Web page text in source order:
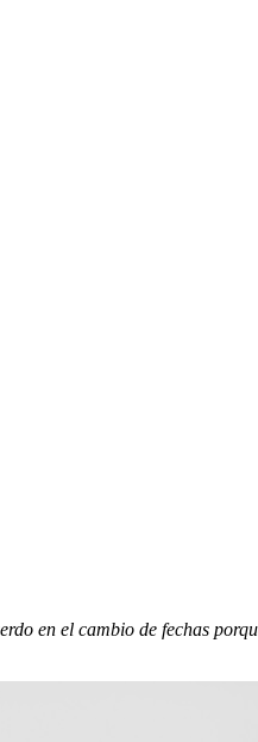
en el cambio de fechas